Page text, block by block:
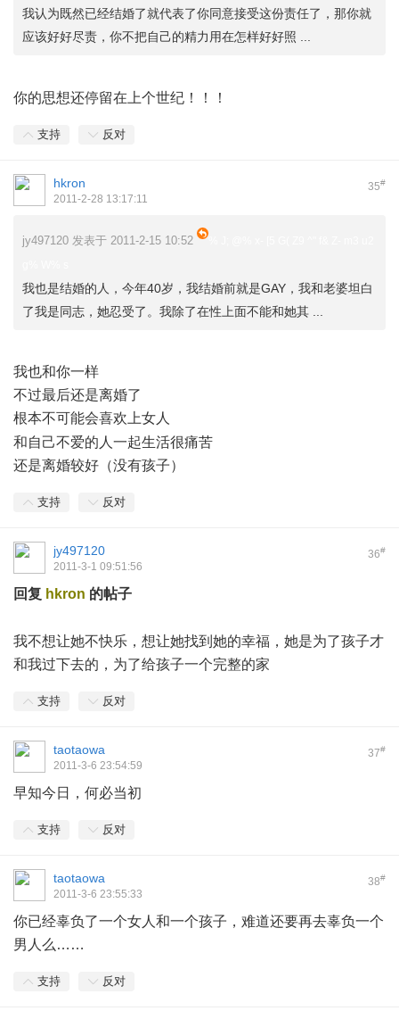
我认为既然已经结婚了就代表了你同意接受这份责任了，那你就
应该好好尽责，你不把自己的精力用在怎样好好照 ...
你的思想还停留在上个世纪！！！
支持 反对
35#
hkron
2011-2-28 13:17:11
jy497120 发表于 2011-2-15 10:52
我也是结婚的人，今年40岁，我结婚前就是GAY，我和老婆坦白
了我是同志，她忍受了。我除了在性上面不能和她其 ...
我也和你一样
不过最后还是离婚了
根本不可能会喜欢上女人
和自己不爱的人一起生活很痛苦
还是离婚较好（没有孩子）
支持 反对
36#
jy497120
2011-3-1 09:51:56
回复 hkron 的帖子
我不想让她不快乐，想让她找到她的幸福，她是为了孩子才
和我过下去的，为了给孩子一个完整的家
支持 反对
37#
taotaowa
2011-3-6 23:54:59
早知今日，何必当初
支持 反对
38#
taotaowa
2011-3-6 23:55:33
你已经辜负了一个女人和一个孩子，难道还要再去辜负一个
男人么……
支持 反对